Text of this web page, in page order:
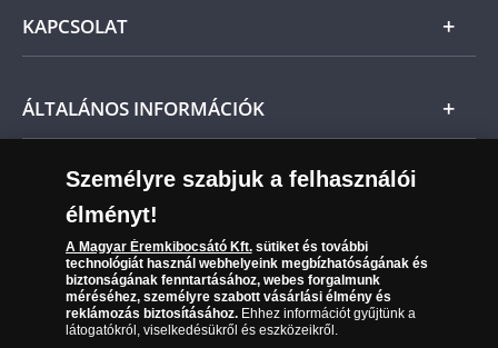
Magyar
Kézbesítés
Reklamáció
Visszaküldés
Elállási űrlap
KAPCSOLAT
Ügyfélszolgálat
Leiratkozás a hírlevélről
Karrier
ÁLTALÁNOS INFORMÁCIÓK
Sütik (cookies) használata
Süti (cookies)Beállítások
Társaságunkról
Az érmék és érmek ára és értéke
Gyakran ismételt kérdések
06 80 888 889
(díjmentesen hívható hétfőtől csütörtökig 9.00 és 17.00
óra között, péntekenként 9.00 és 15.00 óra között)
Személyre szabjuk a felhasználói
élményt!
A Magyar Éremkibocsátó Kft.sütiket és további
technológiát használ webhelyeink megbízhatóságának és
biztonságának fenntartásához, webes forgalmunk
méréséhez, személyre szabott vásárlási élmény és
reklámozás biztosításához.Ehhez információt gyűjtünk a
látogatókról, viselkedésükről és eszközeikről.